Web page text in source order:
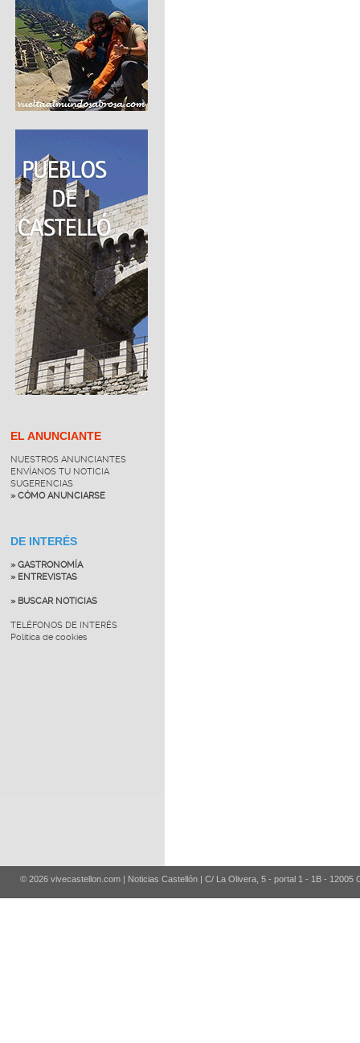
EL ANUNCIANTE
NUESTROS ANUNCIANTES
ENVÍANOS TU NOTICIA
SUGERENCIAS
» CÓMO ANUNCIARSE
DE INTERÉS
» GASTRONOMÍA
» ENTREVISTAS
» BUSCAR NOTICIAS
TELÉFONOS DE INTERÉS
Política de cookies
© 2026 vivecastellon.com | Noticias Castellón | C/ La Olivera, 5 - portal 1 - 1B - 12005